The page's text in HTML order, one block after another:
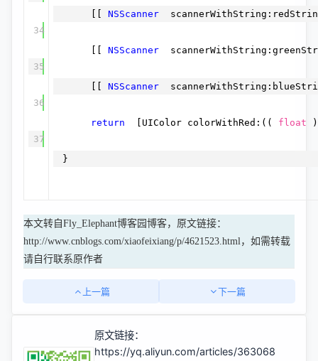
34
35
36
37
NSScanner
NSScanner
NSScanner
return [UIColor colorWithRed:(( float
}
本文转自Fly_Elephant博客园博客，原文链接：
http://www.cnblogs.com/xiaofeixiang/p/4621523.html，如需转载
请自行联系原作者
上一篇 下一篇
原文链接：
https://yq.aliyun.com/articles/363068